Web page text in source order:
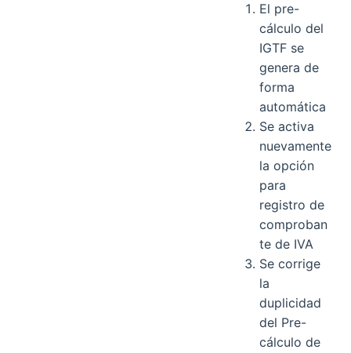
El pre-
cálculo del
IGTF se
genera de
forma
automática
Se activa
nuevamente
la opción
para
registro de
comproban
te de IVA
Se corrige
la
duplicidad
del Pre-
cálculo de